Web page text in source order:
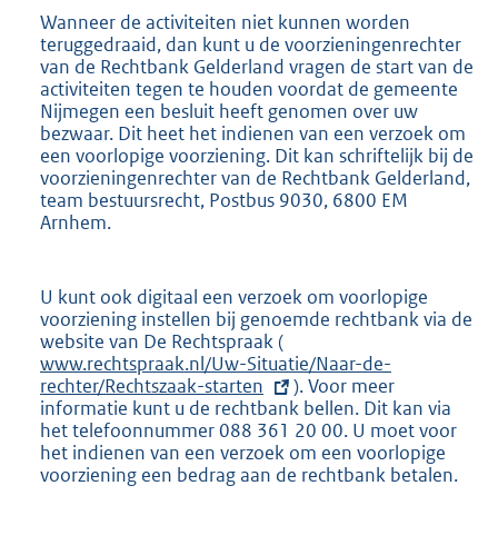
:
Wanneer de activiteiten niet kunnen worden
teruggedraaid, dan kunt u de voorzieningenrechter
van de Rechtbank Gelderland vragen de start van de
activiteiten tegen te houden voordat de gemeente
Nijmegen een besluit heeft genomen over uw
bezwaar. Dit heet het indienen van een verzoek om
een voorlopige voorziening. Dit kan schriftelijk bij de
voorzieningenrechter van de Rechtbank Gelderland,
team bestuursrecht, Postbus 9030, 6800 EM
Arnhem.
U kunt ook digitaal een verzoek om voorlopige
voorziening instellen bij genoemde rechtbank via de
website van De Rechtspraak (
x
t
e
r
n
e
www.rechtspraak.nl/Uw-Situatie/Naar-de-
rechter/Rechtszaak-starten
). Voor meer
informatie kunt u de rechtbank bellen. Dit kan via
het telefoonnummer 088 361 20 00. U moet voor
het indienen van een verzoek om een voorlopige
voorziening een bedrag aan de rechtbank betalen.